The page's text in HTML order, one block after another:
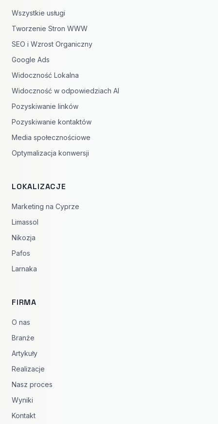
Wszystkie usługi
Tworzenie Stron WWW
SEO i Wzrost Organiczny
Google Ads
Widoczność Lokalna
Widoczność w odpowiedziach AI
Pozyskiwanie linków
Pozyskiwanie kontaktów
Media społecznościowe
Optymalizacja konwersji
LOKALIZACJE
Marketing na Cyprze
Limassol
Nikozja
Pafos
Larnaka
FIRMA
O nas
Branże
Artykuły
Realizacje
Nasz proces
Wyniki
Kontakt